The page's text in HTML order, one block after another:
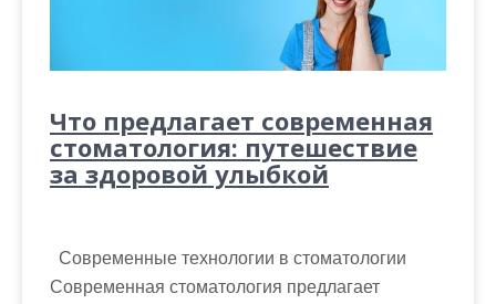
Что предлагает современная
стоматология: путешествие
за здоровой улыбкой
Современные технологии в стоматологии
Современная стоматология предлагает